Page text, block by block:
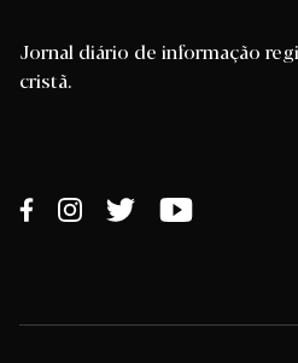
Jornal diário de informação
cristã.